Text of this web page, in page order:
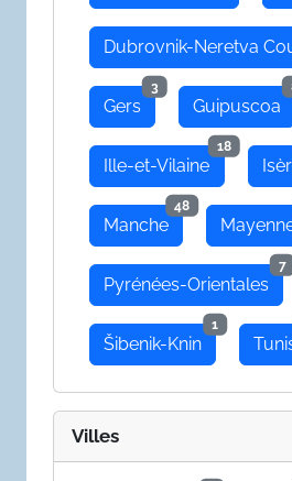
Dubrovnik-Neretva
Gers
3
Guipuscoa
Ille-et-Vilaine
18
Manche
48
Pyrénées-Orientales
7
Šibenik-Knin
1
Villes